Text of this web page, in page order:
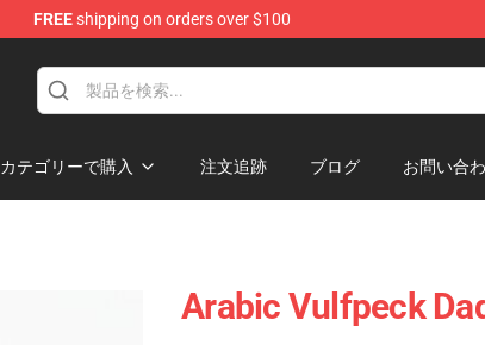
FREEshipping on orders over $100
カテゴリーで購入 注文追跡 ブログ お問い合
Arabic Vulfpeck